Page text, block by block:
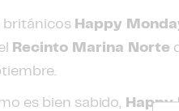
británicos Happy
Recinto Marina Norte
es bien sabido, Happy